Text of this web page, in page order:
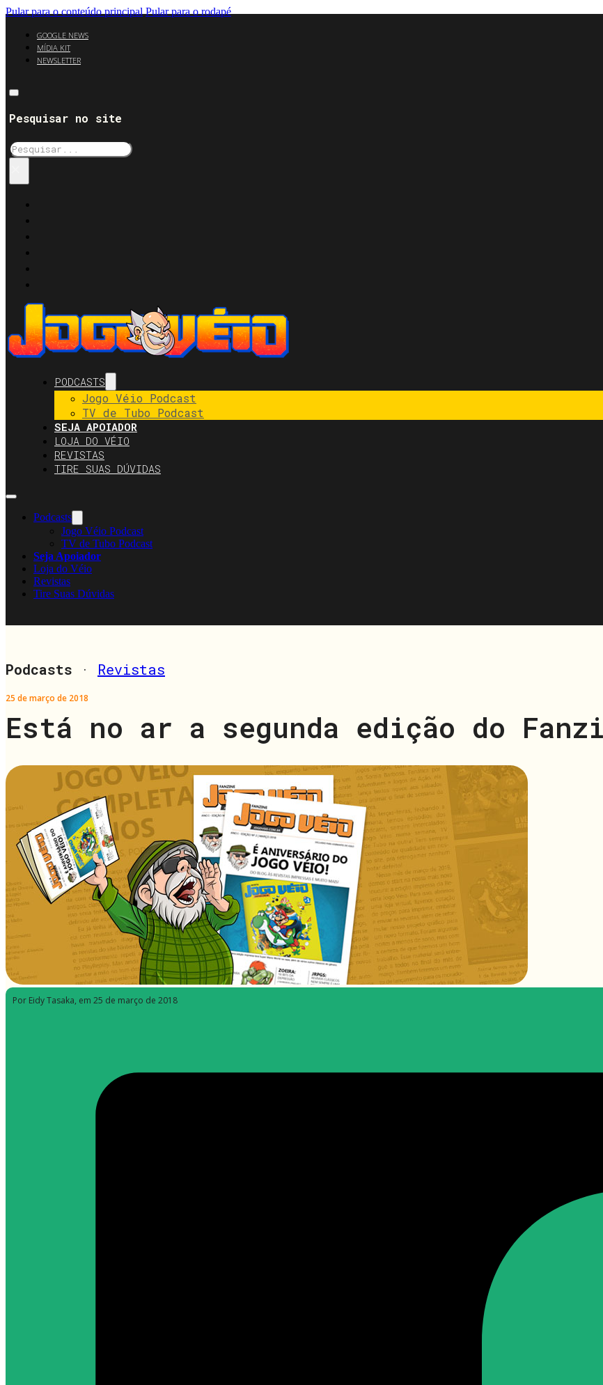
Pular para o conteúdo principal Pular para o rodapé
GOOGLE NEWS
MÍDIA KIT
NEWSLETTER
Pesquisar no site
Pesquisar
PODCASTS
Jogo Véio Podcast
TV de Tubo Podcast
SEJA APOIADOR
LOJA DO VÉIO
REVISTAS
TIRE SUAS DÚVIDAS
Podcasts
Jogo Véio Podcast
TV de Tubo Podcast
Seja Apoiador
Loja do Véio
Revistas
Tire Suas Dúvidas
Podcasts · Revistas
25 de março de 2018
Está no ar a segunda edição do
Por Eidy Tasaka, em 25 de março de 2018